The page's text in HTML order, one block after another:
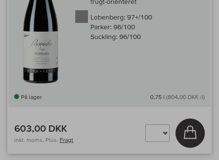
Lobenberg: 97+/100
Parker: 96/100
Suckling: 96/100
På lager 0,75 l (804,00 DKK /l)
603,00 DKK
inkl. moms, Plus. Fragt
Læg i